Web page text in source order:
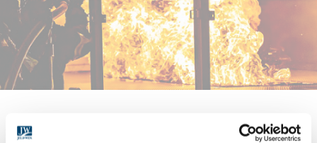
Przeszklenia FlamTec® E30 składają się ze stalowych